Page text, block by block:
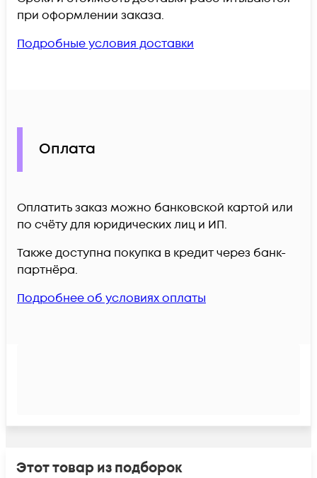
при оформлении заказа.
Подробные условия доставки
Оплата
Оплатить заказ можно банковской картой или
по счёту для юридических лиц и ИП.
Также доступна покупка в кредит через банк-
партнёра.
Подробнее об условиях оплаты
Этот товар из подборок